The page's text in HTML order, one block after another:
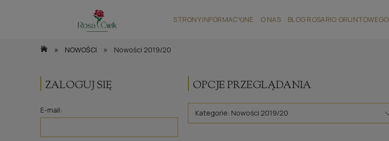
STRONY INFORMACYJNE O NAS BLOG ROSARIO GRUNTOWEGO
» NOWOŚCI » Nowości 2019/20
ZALOGUJ SIĘ
E-mail:
OPCJE PRZEGLĄDANIA
Kategorie: Nowości 2019/20